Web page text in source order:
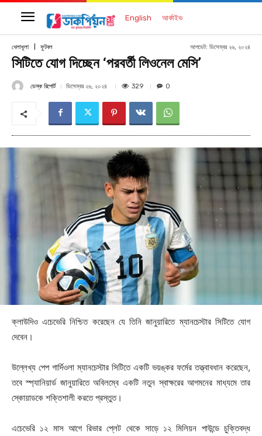
English আর্কাইভ
খেলাধূলা ফুটবল আপডেট: ডিসেম্বর ২৬, ২০২৪
সিটিতে যোগ দিচ্ছেন ‘পরবর্তী লিওনেল মেসি’
ডেস্ক রিপোর্ট ডিসেম্বর ২৬, ২০২৪ 329 0
ক্লাউদিও এচেভেরি নিশ্চিত করেছেন যে তিনি জানুয়ারিতে ম্যানচেস্টার সিটিতে যোগ
দেবেন।
উল্লেখ্য পেপ গার্দিওলা ম্যানচেস্টার সিটিতে একটি ভয়ঙ্কর ফর্মের তত্ত্বাবধান করেছেন,
তবে স্প্যানিয়ার্ড জানুয়ারিতে অবিলম্বে একটি নতুন স্বাক্ষরের আগমনের মাধ্যমে তার
স্কোয়াডকে শক্তিশালী করতে প্রস্তুত।
এচেভেরি ১২ মাস আগে রিভার প্লেট থেকে সাড়ে ১২ মিলিয়ন পাউন্ডে চুক্তিবদ্ধ